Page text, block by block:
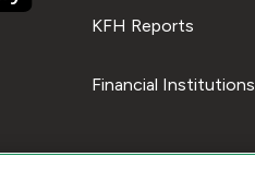
KFH Reports
Financial Institutions